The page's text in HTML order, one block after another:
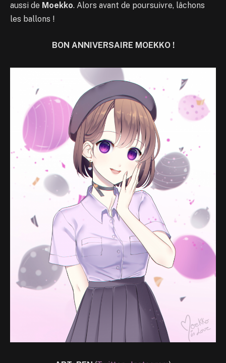
aussi de Moekko. Alors avant de poursuivre, lâchons
les ballons !
BON ANNIVERSAIRE MOEKKO !